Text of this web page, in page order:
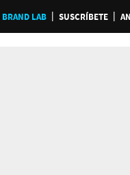
BRAND LAB SUSCRÍBETE